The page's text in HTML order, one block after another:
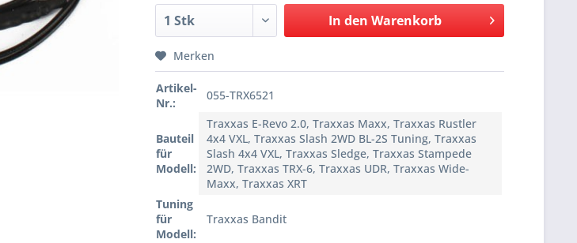
In den Warenkorb
Merken
Artikel-
Nr.:
055-TRX6521
Bauteil
für
Modell:
Traxxas E-Revo 2.0, Traxxas Maxx, Traxxas Rustler
4x4 VXL, Traxxas Slash 2WD BL-2S Tuning, Traxxas
Slash 4x4 VXL, Traxxas Sledge, Traxxas Stampede
2WD, Traxxas TRX-6, Traxxas UDR, Traxxas Wide-
Maxx, Traxxas XRT
Tuning
für
Modell:
Traxxas Bandit